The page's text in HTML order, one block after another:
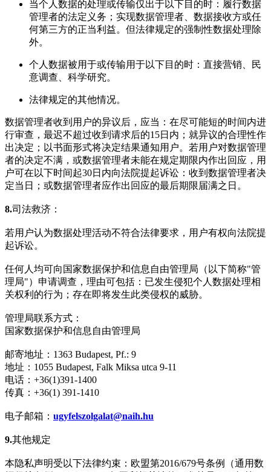
当个人数据的处理或传输仅出于以下目的时：履行数据
管理者的法定义务；实现数据管理者、数据接收方或任
何第三方的正当利益。但法律规定的强制性数据处理除
外。
个人数据被用于或传输用于以下目的时：直接营销、民
意调查、科学研究。
法律规定的其他情况。
数据管理者收到用户的异议后，应当：在尽可能短的时间内进
行审查，最迟不超过收到请求后的15日内；就异议的合理性作
出决定；以书面形式将决定结果通知用户。若用户对数据管理
者的决定不满，或数据管理者未能在规定期限内作出回应，用
户可在以下时间起30日内向法院提起诉讼：收到数据管理者决
定当日；或数据管理者应作出回应的最后期限届满之日。
8.司法救济：
若用户认为数据处理活动不符合法律要求，用户有权向法院提
起诉讼。
任何人均可向国家数据保护和信息自由管理局（以下简称"管
理局"）申请调查，理由可包括：已发生侵犯个人数据处理相
关权利的行为；存在即将发生此类侵权的威胁。
管理局联系方式：
国家数据保护和信息自由管理局
邮寄地址：1363 Budapest, Pf.: 9
地址：1055 Budapest, Falk Miksa utca 9-11
电话：+36(1)391-1400
传真：+36(1) 391-1410
电子邮箱： ugyfelszolgalat@naih.hu
9.其他规定
本隐私声明受以下法律约束：欧盟第2016/679号条例（通用数